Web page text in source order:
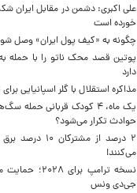
علی اکبری: دشمن در مقابل ایران
خورده است
چگونه به «کیف پول ایران» وصل
پوتین قصد محک ناتو را با
دارد
مذاکره استقلال با گلر اسپانیایی
یک ماه، ۴ کودک قربانی
حوادث تکرار می‌شود؟
۲ درصد از
می‌کنند!
نسخه ترامپ برای
جی‌دی ونس